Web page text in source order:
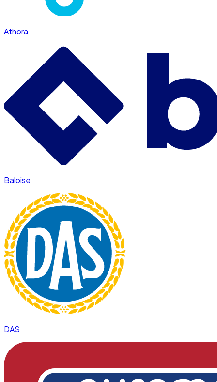
Athora
Baloise
DAS